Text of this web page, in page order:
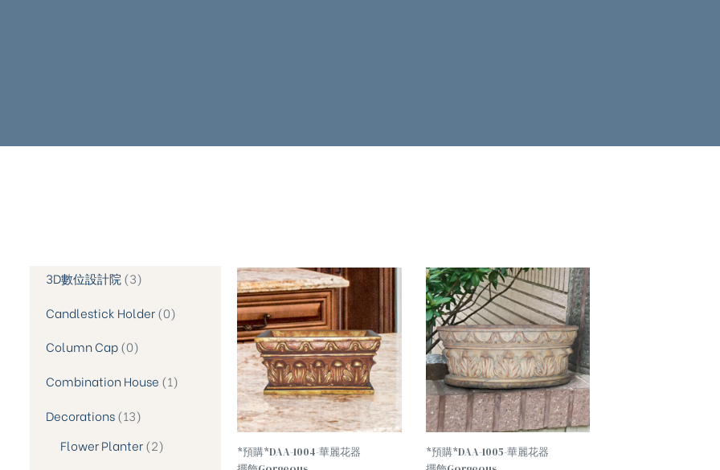
3D數位設計院 3
Candlestick Holder 0
Column Cap 0
Combination House 1
Decorations 13
Flower Planter 2
TREND
加入
購物
*預購*DAA-1004-華麗花器
TREND
*預購*DAA-1005-華麗花器